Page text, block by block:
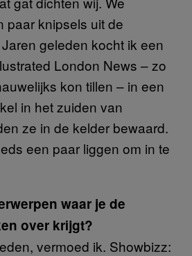
paar knipsels uit de
geleden kocht ik een
London News – zo
kon tillen – in een
in het zuiden van
ze in de kelder bewaard.
een paar liggen om in te
waar je de
over krijgt?
vermoed ik. Showbizz: